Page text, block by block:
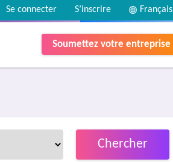
Français
S’inscrire
Se connecter
Soumettez votre entreprise
Chercher